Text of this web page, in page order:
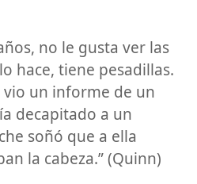
no le gusta ver las
hace, tiene pesadillas.
vio un informe de un
decapitado a un
soñó que a ella
la cabeza.” (Quinn)